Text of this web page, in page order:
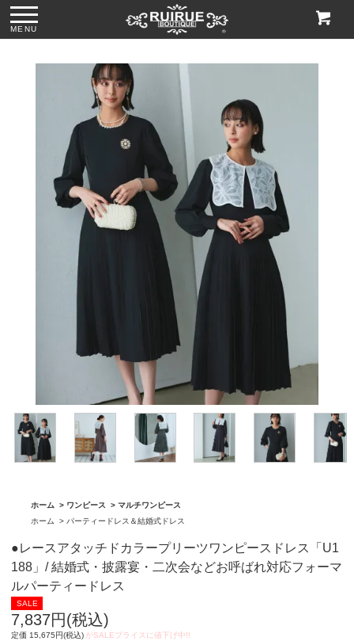
MENU
ンプス「SH1768」
●ビジューハンドル
スパンコール刺繍
レースハンドバッ
グ「BA1762」
●格子柄ビーズ刺繍
ハンドバッグ
「BA1760」
ホーム > ワンピース >マルチワンピース
ホーム
> パーティードレス＆結婚式ドレス
●レースアタッチドカラープリーツワンピースドレス「U1
188」/ 結婚式・披露宴・二次会などお呼ばれ対応フォーマ
ルパーティードレス
7,837円(税込)
定価 15,675円(税込)